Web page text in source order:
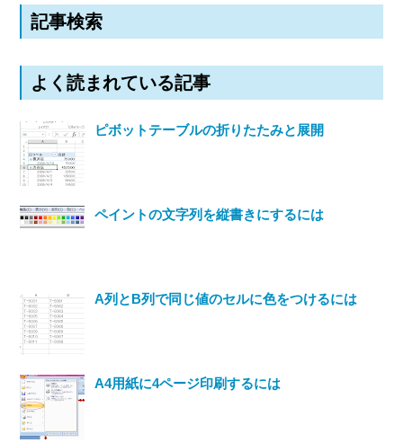
記事検索
よく読まれている記事
ピボットテーブルの折りたたみと展開
ペイントの文字列を縦書きにするには
A列とB列で同じ値のセルに色をつけるには
A4用紙に4ページ印刷するには